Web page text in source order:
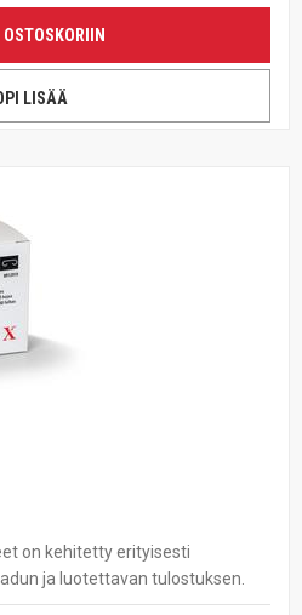
LISÄÄ
on kehitetty erityisesti
ja luotettavan tulostuksen.